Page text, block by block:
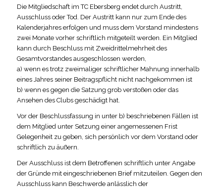
Die Mitgliedschaft im TC Ebersberg endet durch Austritt,
Ausschluss oder Tod. Der Austritt kann nur zum Ende des
Kalenderjahres erfolgen und muss dem Vorstand mindestens
zwei Monate vorher schriftlich mitgeteilt werden. Ein Mitglied
kann durch Beschluss mit Zweidrittelmehrheit des
Gesamtvorstandes ausgeschlossen werden,
a) wenn es trotz zweimaliger schriftlicher Mahnung innerhalb
eines Jahres seiner Beitragspflicht nicht nachgekommen ist
b) wenn es gegen die Satzung grob verstoßen oder das
Ansehen des Clubs geschädigt hat.
Vor der Beschlussfassung in unter b) beschriebenen Fällen ist
dem Mitglied unter Setzung einer angemessenen Frist
Gelegenheit zu geben, sich persönlich vor dem Vorstand oder
schriftlich zu äußern.
Der Ausschluss ist dem Betroffenen schriftlich unter Angabe
der Gründe mit eingeschriebenen Brief mitzuteilen. Gegen den
Ausschluss kann Beschwerde anlässlich der